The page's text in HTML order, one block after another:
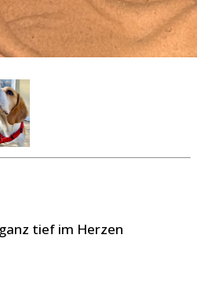
tief im Herzen